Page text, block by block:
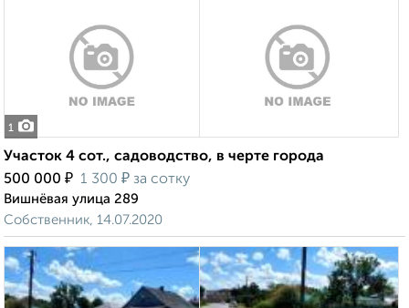
1
Участок 4 сот., садоводство, в черте города
500 000 ₽ 1 300 ₽ за сотку
Вишнёвая улица 289
Собственник, 14.07.2020